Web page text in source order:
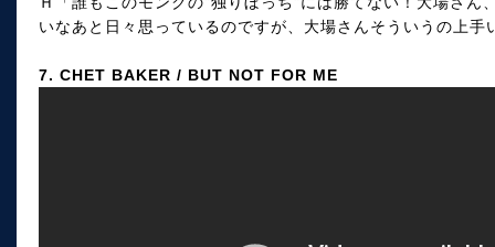
いなあと日々思っているのですが、大場さんそういうの上手
7. CHET BAKER / BUT NOT FOR ME